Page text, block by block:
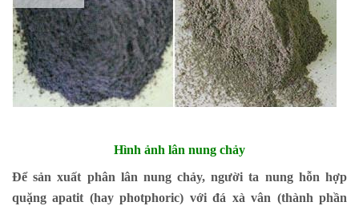
Hình ảnh lân nung chảy
Để sản xuất phân lân nung chảy, người ta nung hỗn hợp
quặng apatit (hay photphoric) với đá xà vân (thành phần